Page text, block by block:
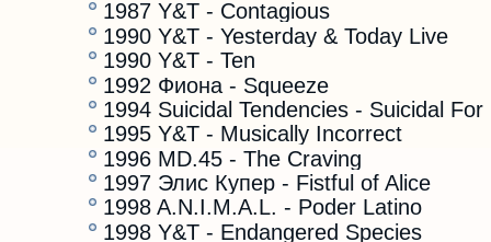
1987 Y&T - Contagious
1990 Y&T - Yesterday & Today Live
1990 Y&T - Ten
1992 Фиона - Squeeze
1994 Suicidal Tendencies - Suicidal For
1995 Y&T - Musically Incorrect
1996 MD.45 - The Craving
1997 Элис Купер - Fistful of Alice
1998 A.N.I.M.A.L. - Poder Latino
1998 Y&T - Endangered Species